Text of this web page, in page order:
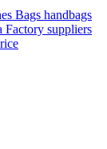
Bags handbags
Factory suppliers